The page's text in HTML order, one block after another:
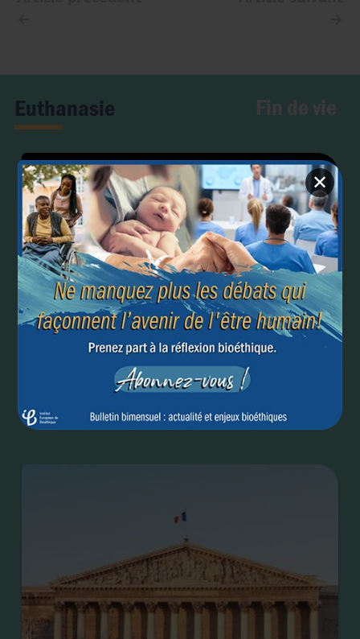
✕
Euthanasie Fin de vie
Elargissement de l’euthanasie aux troubles mentaux :
le Canada va-t-il se raviser ?